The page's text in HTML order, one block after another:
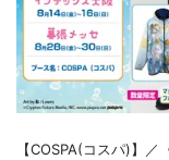
【COSPA(コスパ)】